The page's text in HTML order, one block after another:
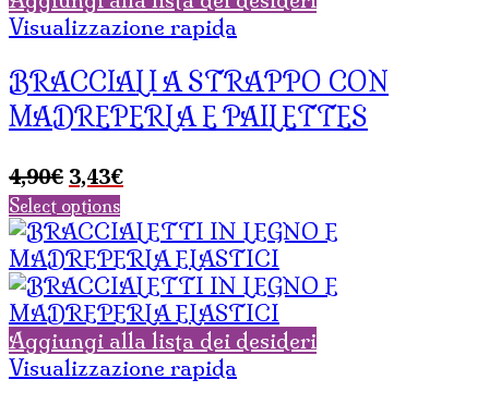
Visualizzazione rapida
BRACCIALI A STRAPPO CON
MADREPERLA E PAILETTES
4,90€ Il
prezzo
originale
era:
4,90€.
3,43€Il
attuale
è:
3,43€.
Select options
Aggiungi alla lista dei desideri
Visualizzazione rapida